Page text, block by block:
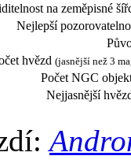
na zeměpisné
Nejlepší
hvězd (jasnější než 3
Počet NGC
Nejjasnější